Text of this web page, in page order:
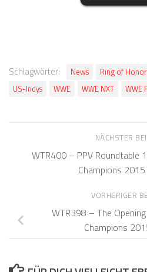
Schlagwörter: News Ring of Honor
US-Indys
WWE WWE NXT WWE
NÄCHSTER
WTR400 – PPV Roundtable
Champions
VORHERIGER
WTR398 – The
Champions